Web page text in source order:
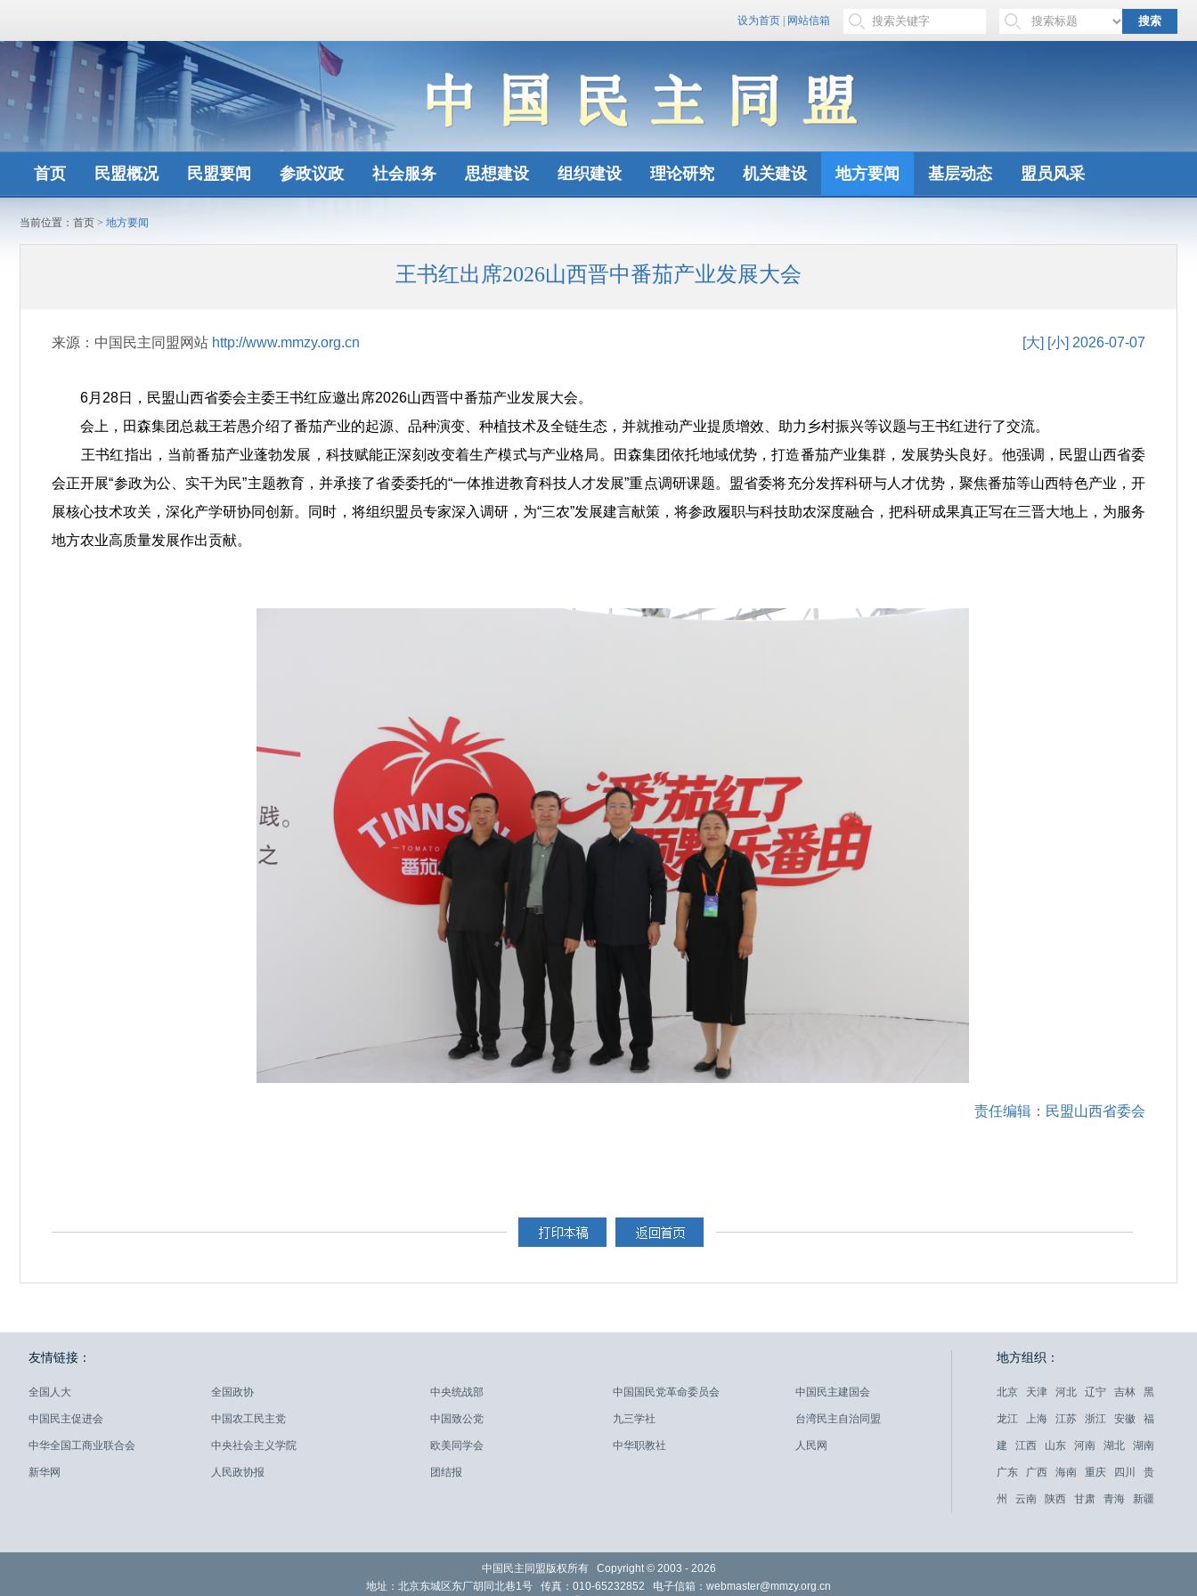
设为首页 网站信箱 搜索
首页 民盟概况 民盟要闻 参政议政 社会服务 思想建设 组织建设 理论研究 机关建设 地方要闻 基层动态 盟员风采
当前位置： 首页 > 地方要闻
王书红出席2026山西晋中番茄产业发展大会
来源：中国民主同盟网站 http://www.mmzy.org.cn [大] [小] 2026-07-07
6月28日，民盟山西省委会主委王书红应邀出席2026山西晋中番茄产业发展大会。
会上，田森集团总裁王若愚介绍了番茄产业的起源、品种演变、种植技术及全链生态，并就推动产业提质增效、助力乡村振兴等议题与王书红进行了交流。
王书红指出，当前番茄产业蓬勃发展，科技赋能正深刻改变着生产模式与产业格局。田森集团依托地域优势，打造番茄产业集群，发展势头良好。他强调，民盟山西省委
会正开展“参政为公、实干为民”主题教育，并承接了省委委托的“一体推进教育科技人才发展”重点调研课题。盟省委将充分发挥科研与人才优势，聚焦番茄等山西特色产业，开
展核心技术攻关，深化产学研协同创新。同时，将组织盟员专家深入调研，为“三农”发展建言献策，将参政履职与科技助农深度融合，把科研成果真正写在三晋大地上，为服务
地方农业高质量发展作出贡献。
责任编辑：民盟山西省委会
友情链接：
全国人大
中国民主促进会
中华全国工商业联合会
新华网
全国政协
中国农工民主党
中央社会主义学院
人民政协报
中央统战部
中国致公党
欧美同学会
团结报
中国国民党革命委员会
九三学社
中华职教社
中国民主建国会
台湾民主自治同盟
人民网
地方组织：
北京 天津 河北 辽宁 吉林 黑
龙江 上海 江苏 浙江 安徽 福
建 江西 山东 河南 湖北 湖南
广东 广西 海南 重庆 四川 贵
州 云南 陕西 甘肃 青海 新疆
中国民主同盟版权所有 Copyright © 2003 - 2026
地址：北京东城区东厂胡同北巷1号 传真：010-65232852 电子信箱： webmaster@mmzy.org.cn